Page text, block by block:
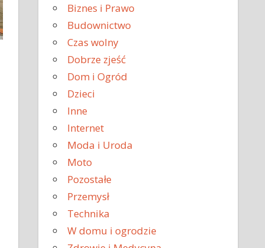
Biznes i Prawo
Budownictwo
Czas wolny
Dobrze zjeść
Dom i Ogród
Dzieci
Inne
Internet
Moda i Uroda
Moto
Pozostałe
Przemysł
Technika
W domu i ogrodzie